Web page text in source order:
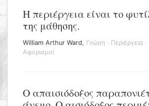
Η περιέργεια είναι το
της μάθησης.
William Arthur Ward, Γνώση · Περιέργεια ·
Αφορισμοί
Ο απαισιόδοξος